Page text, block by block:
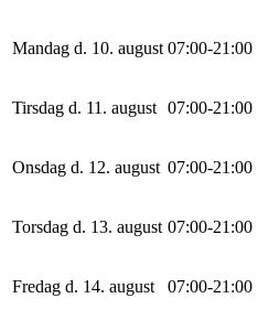
Mandag d. 10. august 07:00-21 :00
Tirsdag d. 11. august 07:00-21 :00
Onsdag d. 12. august 07:00-21 :00
Torsdag d. 13. august 07:00-21 :00
Fredag d. 14. august 07:00-21 :00